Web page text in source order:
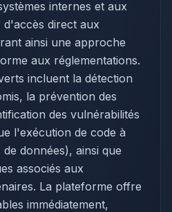
internes et aux
d'accès direct aux
ainsi une approche
aux réglementations.
incluent la détection
la prévention des
des vulnérabilités
l'exécution de code à
données), ainsi que
associés aux
La plateforme offre
immédiatement,